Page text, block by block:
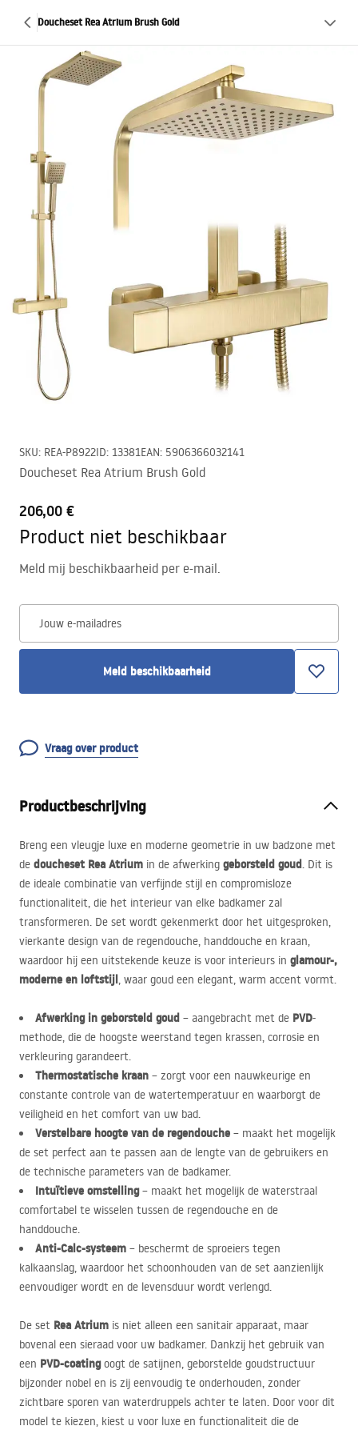
Doucheset Rea Atrium Brush Gold
SKU: REA-P8922ID: 13381EAN: 5906366032141
Doucheset Rea Atrium Brush Gold
206,00 €
Product niet beschikbaar
Meld mij beschikbaarheid per e-mail.
Jouw e-mailadres
Meld beschikbaarheid
Vraag over product
Productbeschrijving
Breng een vleugje luxe en moderne geometrie in uw badzone met
de doucheset Rea Atrium in de afwerking geborsteld goud. Dit is
de ideale combinatie van verfijnde stijl en compromisloze
functionaliteit, die het interieur van elke badkamer zal
transformeren. De set wordt gekenmerkt door het uitgesproken,
vierkante design van de regendouche, handdouche en kraan,
waardoor hij een uitstekende keuze is voor interieurs in glamour-,
moderne en loftstijl, waar goud een elegant, warm accent vormt.
Afwerking in geborsteld goud – aangebracht met de PVD-
methode, die de hoogste weerstand tegen krassen, corrosie en
verkleuring garandeert.
Thermostatische kraan – zorgt voor een nauwkeurige en
constante controle van de watertemperatuur en waarborgt de
veiligheid en het comfort van uw bad.
Verstelbare hoogte van de regendouche – maakt het mogelijk
de set perfect aan te passen aan de lengte van de gebruikers en
de technische parameters van de badkamer.
Intuïtieve omstelling– maakt het mogelijk de waterstraal
comfortabel te wisselen tussen de regendouche en de
handdouche.
Anti-Calc-systeem – beschermt de sproeiers tegen
kalkaanslag, waardoor het schoonhouden van de set aanzienlijk
eenvoudiger wordt en de levensduur wordt verlengd.
De set Rea Atrium is niet alleen een sanitair apparaat, maar
bovenal een sieraad voor uw badkamer. Dankzij het gebruik van
een PVD-coatingoogt de satijnen, geborstelde goudstructuur
bijzonder nobel en is zij eenvoudig te onderhouden, zonder
zichtbare sporen van waterdruppels achter te laten. Door voor dit
model te kiezen, kiest u voor luxe en functionaliteit die de